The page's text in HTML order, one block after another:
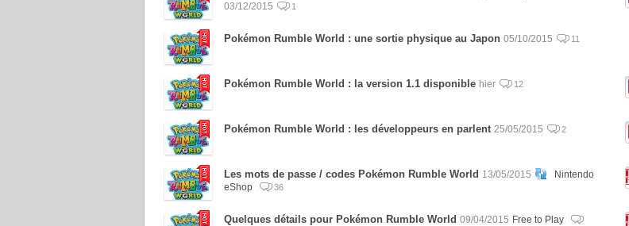
03/12/2015 1
Pokémon Rumble World : une sortie physique au Japon 05/10/2015 11
Pokémon Rumble World : la version 1.1 disponible hier 12
Pokémon Rumble World : les développeurs en parlent 25/05/2015 2
Les mots de passe / codes Pokémon Rumble World 13/05/2015
Nintendo
eShop
36
Quelques détails pour Pokémon Rumble World 09/04/2015 Free to Play